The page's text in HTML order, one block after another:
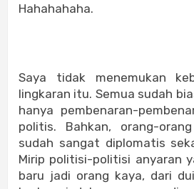
Hahahahaha.
Saya tidak menemukan
lingkaran itu. Semua sudah
hanya pembenaran-
politis. Bahkan, orang-
sudah sangat diplomatis
Mirip politisi-politisi anyaran
baru jadi orang kaya, dari